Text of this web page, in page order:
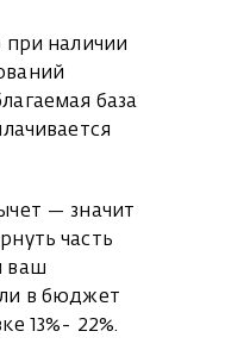
наличии
база
— значит
часть
ваш
в бюджет
13%- 22%.